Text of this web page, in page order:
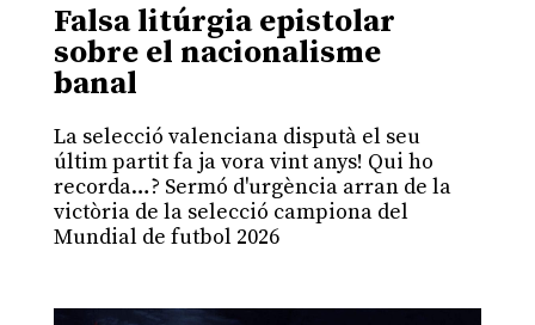
Falsa litúrgia epistolar
sobre el nacionalisme
banal
La selecció valenciana disputà el seu
últim partit fa ja vora vint anys! Qui ho
recorda…? Sermó d'urgència arran de la
victòria de la selecció campiona del
Mundial de futbol 2026